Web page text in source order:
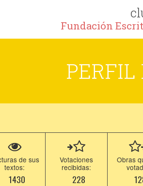
Fundación
PERFIL
de sus
textos:
1430
Votaciones
recibidas:
228
Obras